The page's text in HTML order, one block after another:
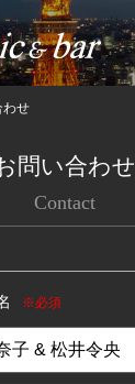
わせ
問い合わせ
Contact
※必須